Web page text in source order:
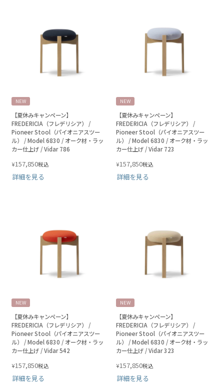
NEW
【夏休みキャンペーン】
FREDERICIA（フレデリシア） /
Pioneer Stool（パイオニアスツー
ル） / Model 6830 / オーク材・ラッ
カー仕上げ / Vidar 786
¥157,850税込
詳細を見る
NEW
【夏休みキャンペーン】
FREDERICIA（フレデリシア） /
Pioneer Stool（パイオニアスツー
ル） / Model 6830 / オーク材・ラッ
カー仕上げ / Vidar 723
¥157,850税込
詳細を見る
NEW
【夏休みキャンペーン】
FREDERICIA（フレデリシア） /
Pioneer Stool（パイオニアスツー
ル） / Model 6830 / オーク材・ラッ
カー仕上げ / Vidar 542
¥157,850税込
詳細を見る
NEW
【夏休みキャンペーン】
FREDERICIA（フレデリシア） /
Pioneer Stool（パイオニアスツー
ル） / Model 6830 / オーク材・ラッ
カー仕上げ / Vidar 323
¥157,850税込
詳細を見る